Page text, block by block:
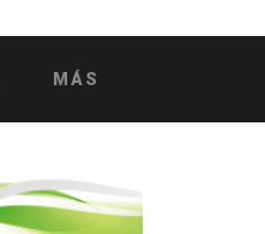
MÁS